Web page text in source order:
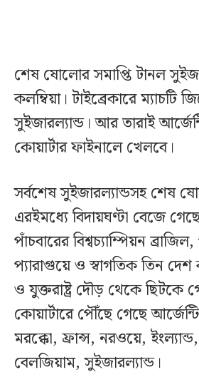
শেষ ষোলোর সমাপ্তি টানল
কলম্বিয়া। টাইব্রেকারে ম্যাচটি
সুইজারল্যান্ড। আর তারাই
কোয়ার্টার ফাইনালে খেলবে।
সর্বশেষ সুইজারল্যান্ডসহ শেষ
এরইমধ্যে বিদায়ঘণ্টা বেজে
পাঁচবারের বিশ্বচ্যাম্পিয়ন
প্যারাগুয়ে ও স্বাগতিক তিন দেশ
ও যুক্তরাষ্ট্র দৌড় থেকে ছিটকে
কোয়ার্টারে পৌঁছে গেছে
মরক্কো, ফ্রান্স, নরওয়ে,
বেলজিয়াম, সুইজারল্যান্ড।